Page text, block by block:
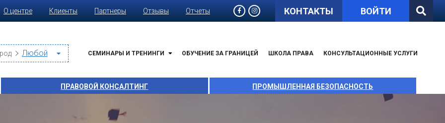
О центре Клиенты Партнеры Отзывы Отчеты КОНТАКТЫ ВОЙТИ
СЕМИНАРЫ И ТРЕНИНГИ ОБУЧЕНИЕ ЗА ГРАНИЦЕЙ ШКОЛА ПРАВА КОНСУЛЬТАЦИОННЫЕ УСЛУГИ
ПРАВОВОЙ КОНСАЛТИНГ ПРОМЫШЛЕННАЯ БЕЗОПАСНОСТЬ